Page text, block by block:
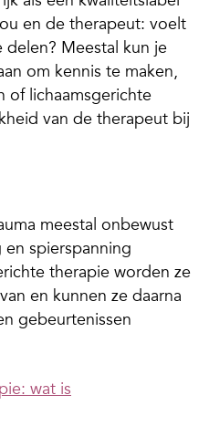
en de therapeut: voelt
delen? Meestal kun je
om kennis te maken,
of lichaamsgerichte
van de therapeut bij
meestal onbewust
spierspanning
therapie worden ze
en kunnen ze daarna
gebeurtenissen
wat is